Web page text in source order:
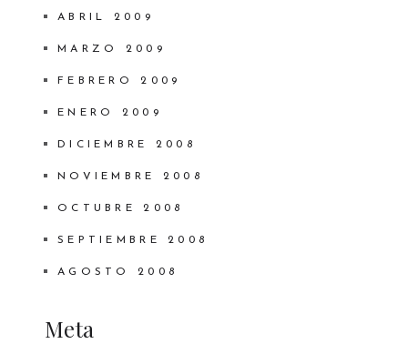
ABRIL 2009
MARZO 2009
FEBRERO 2009
ENERO 2009
DICIEMBRE 2008
NOVIEMBRE 2008
OCTUBRE 2008
SEPTIEMBRE 2008
AGOSTO 2008
Meta